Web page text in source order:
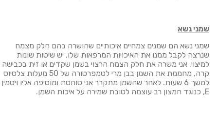
שמני נשא
שמני נשא הם שמנים צמחיים איכותיים שהושרה בהם חלק מצמח
שנרצה לקבל ממנו את האיכויות המרפאות שלו. יש שיטות שונות
למיצוי. אני משרה את חלק הצמח הרצוי בשמן שקדים או זית בכבישה
קרה, מחממת את השמן בבן מרי לטמפרטורה של 50 מעלות צלסיוס
למשך 6 שעות. לאחר שהשמן מתקרר אני סוחטת ומוסיפה אליו ויטמין